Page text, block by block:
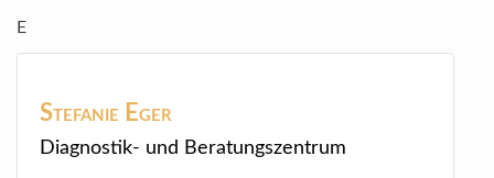
E
Stefanie Eger
Diagnostik- und Beratungszentrum